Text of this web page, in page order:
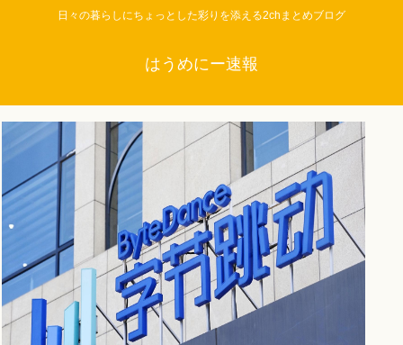
日々の暮らしにちょっとした彩りを添える2chまとめブログ
はうめにー速報